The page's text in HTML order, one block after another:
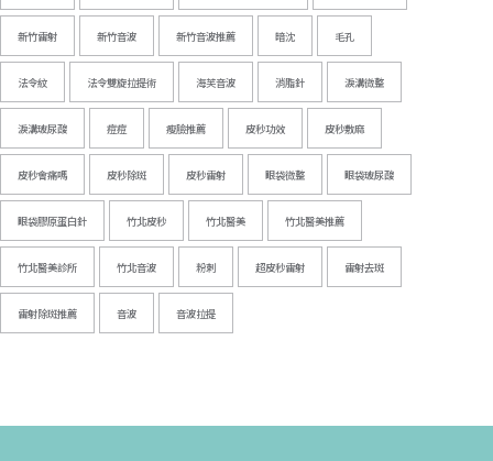
新竹雷射 新竹音波 新竹音波推薦 暗沈 毛孔
法令紋 法令雙旋拉提術 海芙音波 消脂針 淚溝微整
淚溝玻尿酸 痘痘 瘦臉推薦 皮秒功效 皮秒敷麻
皮秒會痛嗎 皮秒除斑 皮秒雷射 眼袋微整 眼袋玻尿酸
眼袋膠原蛋白針 竹北皮秒 竹北醫美 竹北醫美推薦
竹北醫美診所 竹北音波 粉刺 超皮秒雷射 雷射去斑
雷射除斑推薦 音波 音波拉提